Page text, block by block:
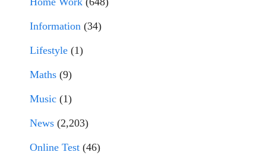
Information (34)
Lifestyle (1)
Maths (9)
Music (1)
News (2,203)
Online Test (46)